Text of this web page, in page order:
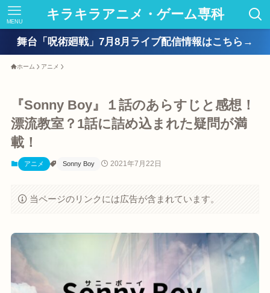
キラキラアニメ・ゲーム専科
MENU
舞台「呪術廻戦」7月8月ライブ配信情報はこちら→
ホーム アニメ
『Sonny Boy』１話のあらすじと感想！
漂流教室？1話に詰め込まれた疑問が満
載！
アニメ Sonny Boy 2021年7月22日
当ページのリンクには広告が含まれています。